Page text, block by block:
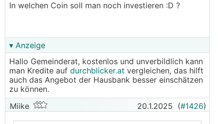
In welchen Coin soll man noch investieren :D ?
▾ Anzeige
Hallo Gemeinderat, kostenlos und unverbildlich kann
man Kredite auf durchblicker.at vergleichen, das hilft
auch das Angebot der Hausbank besser einschätzen
zu können.
Miike
20.1.2025 (#1426)